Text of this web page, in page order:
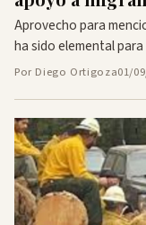
Aprovecho para
ha sido elemental
Por Diego Ortigoza01/